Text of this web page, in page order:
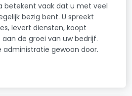
betekent vaak dat u met veel
bezig bent. U spreekt
levert diensten, koopt
de groei van uw bedrijf.
gewoon door.